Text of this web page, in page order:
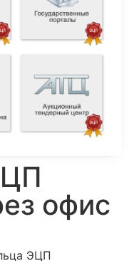
офис
ЭЦП